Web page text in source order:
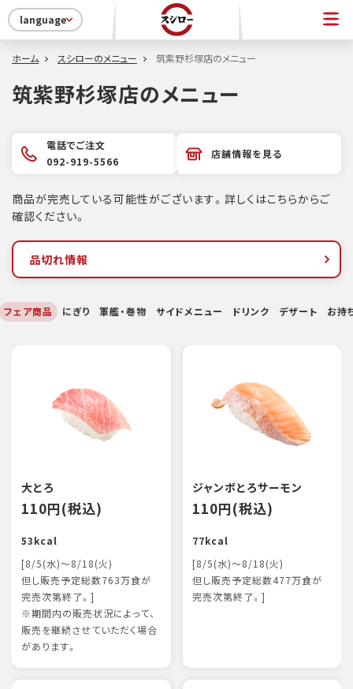
language
ホーム スシローのメニュー 筑紫野杉塚店のメニュー
筑紫野杉塚店のメニュー
電話でご注文
092-919-5566
店舗情報を見る
商品が完売している可能性がございます。詳しくはこちらからご
確認ください。
品切れ情報
フェア商品 にぎり 軍艦・巻物 サイドメニュー ドリンク デザート お持
大とろ
110円(税込)
53kcal
[8/5(水)～8/18(火)
但し販売予定総数763万食が
完売次第終了。]
※期間内の販売状況によって、
販売を継続させていただく場合
があります。
ジャンボとろサーモン
110円(税込)
77kcal
[8/5(水)～8/18(火)
但し販売予定総数477万食が
完売次第終了。]